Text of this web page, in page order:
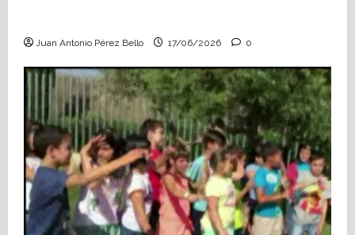
Juan Antonio Pérez Bello 17/06/2026 0